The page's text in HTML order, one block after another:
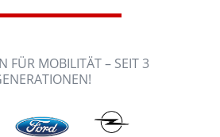
FÜR MOBILITÄT – SEIT 3